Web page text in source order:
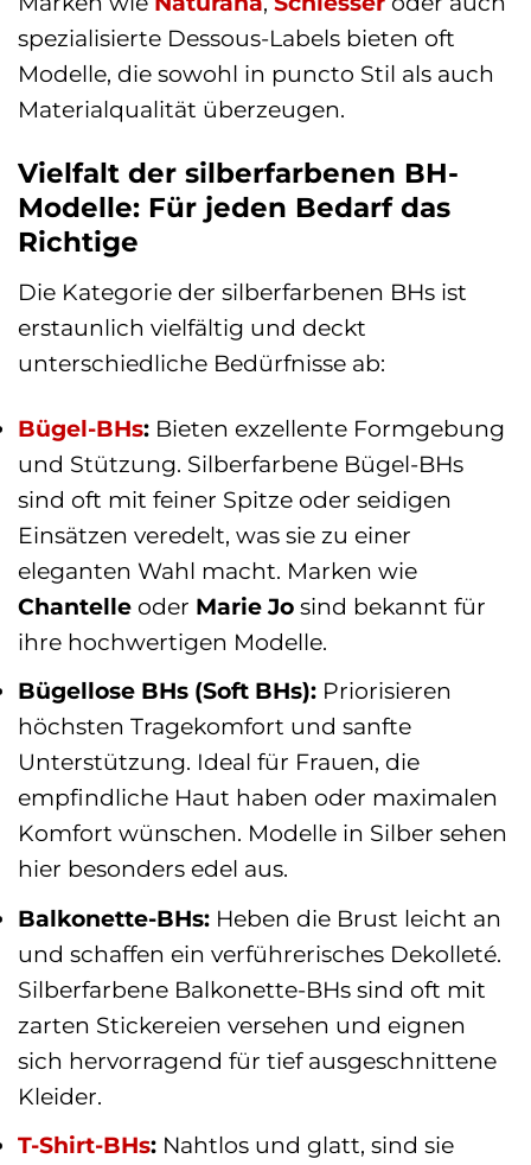
spezialisierte Dessous-Labels bieten oft
Modelle, die sowohl in puncto Stil als auch
Materialqualität überzeugen.
Vielfalt der silberfarbenen BH-
Modelle: Für jeden Bedarf das
Richtige
Die Kategorie der silberfarbenen BHs ist
erstaunlich vielfältig und deckt
unterschiedliche Bedürfnisse ab:
Bügel-BHs: Bieten exzellente Formgebung
und Stützung. Silberfarbene Bügel-BHs
sind oft mit feiner Spitze oder seidigen
Einsätzen veredelt, was sie zu einer
eleganten Wahl macht. Marken wie
Chantelle oder Marie Jo sind bekannt für
ihre hochwertigen Modelle.
Bügellose BHs (Soft BHs): Priorisieren
höchsten Tragekomfort und sanfte
Unterstützung. Ideal für Frauen, die
empfindliche Haut haben oder maximalen
Komfort wünschen. Modelle in Silber sehen
hier besonders edel aus.
Balkonette-BHs: Heben die Brust leicht an
und schaffen ein verführerisches Dekolleté.
Silberfarbene Balkonette-BHs sind oft mit
zarten Stickereien versehen und eignen
sich hervorragend für tief ausgeschnittene
Kleider.
T-Shirt-BHs: Nahtlos und glatt, sind sie